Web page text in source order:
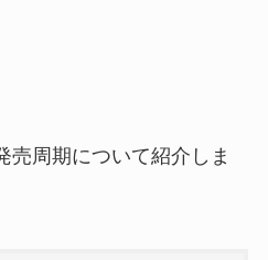
売周期について紹介しま